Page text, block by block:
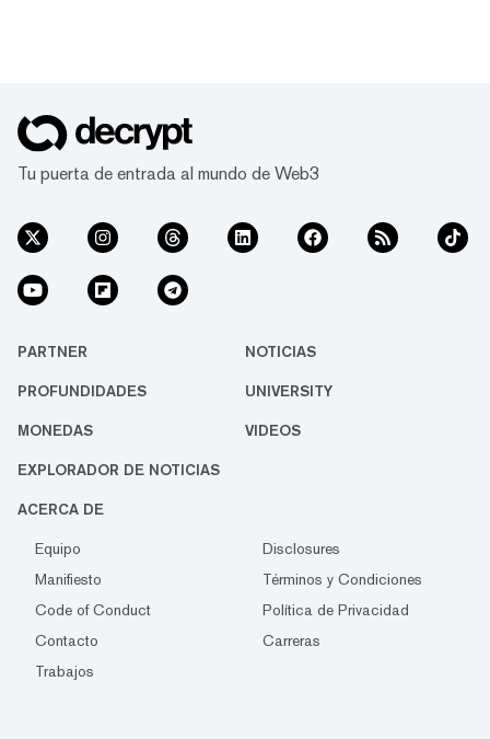
Tu puerta de entrada al mundo de Web3
PARTNER NOTICIAS
PROFUNDIDADES UNIVERSITY
MONEDAS VIDEOS
EXPLORADOR DE NOTICIAS
ACERCA DE
Equipo
Disclosures
Manifiesto
Términos y Condiciones
Code of Conduct
Política de Privacidad
Contacto
Carreras
Trabajos